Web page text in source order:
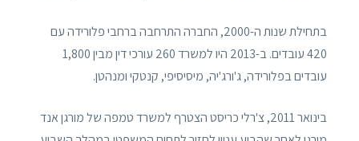
בתחילת שנות ה-2000, החברה התרחבה ברחבי פלורידה עם
420 עובדים. ב-2013 היו למשרד 260 עורכי דין מבין 1,800
עובדים בפלורידה, ג'ורג'יה, מיסיסיפי, קנטקי ומנהטן.
בינואר 2011, צ'רלי כריסט הצטרף למשרד טמפה של מורגן אנד